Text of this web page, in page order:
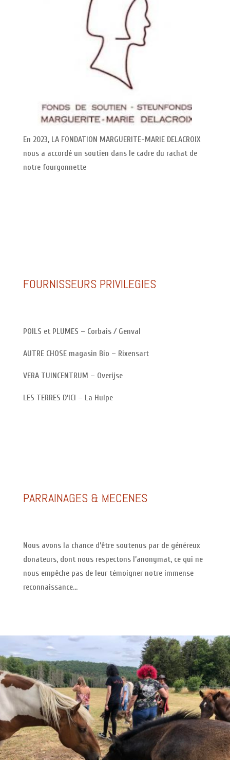
En 2023, LA FONDATION MARGUERITE-MARIE DELACROIX
nous a accordé un soutien dans le cadre du rachat de
notre fourgonnette
FOURNISSEURS PRIVILEGIES
POILS et PLUMES – Corbais / Genval
AUTRE CHOSE magasin Bio – Rixensart
VERA TUINCENTRUM – Overijse
LES TERRES D’ICI – La Hulpe
PARRAINAGES & MECENES
Nous avons la chance d’être soutenus par de généreux
donateurs, dont nous respectons l’anonymat, ce qui ne
nous empêche pas de leur témoigner notre immense
reconnaissance…